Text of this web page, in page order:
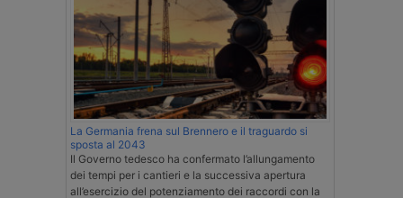
La Germania frena sul Brennero e il traguardo si
sposta al 2043
Il Governo tedesco ha confermato l’allungamento
dei tempi per i cantieri e la successiva apertura
all’esercizio del potenziamento dei raccordi con la